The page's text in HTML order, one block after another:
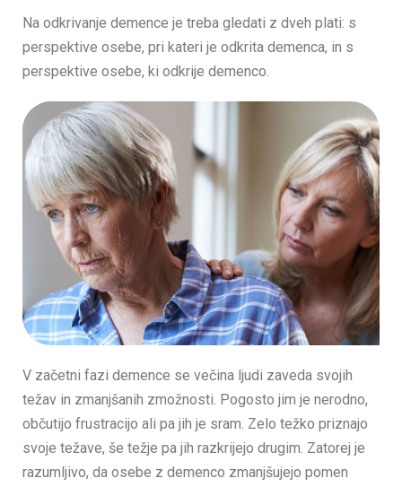
Na odkrivanje demence je treba gledati z dveh plati: s
perspektive osebe, pri kateri je odkrita demenca, in s
perspektive osebe, ki odkrije demenco.
V začetni fazi demence se večina ljudi zaveda svojih
težav in zmanjšanih zmožnosti. Pogosto jim je nerodno,
občutijo frustracijo ali pa jih je sram. Zelo težko priznajo
svoje težave, še težje pa jih razkrijejo drugim. Zatorej je
razumljivo, da osebe z demenco zmanjšujejo pomen